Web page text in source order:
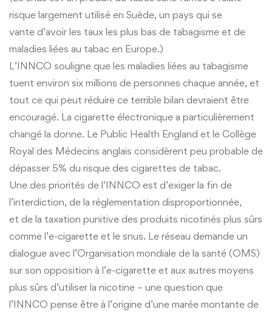
risque largement utilisé en Suède, un pays qui se
vante d’avoir les taux les plus bas de tabagisme et de
maladies liées au tabac en Europe.)
L’INNCO souligne que les maladies liées au tabagisme
tuent environ six millions de personnes chaque année, et
tout ce qui peut réduire ce terrible bilan devraient être
encouragé. La cigarette électronique a particulièrement
changé la donne. Le Public Health England et le Collège
Royal des Médecins anglais considèrent peu probable de
dépasser 5% du risque des cigarettes de tabac.
Une des priorités de l’INNCO est d’exiger la fin de
l’interdiction, de la réglementation disproportionnée,
et de la taxation punitive des produits nicotinés plus sûrs
comme l’e-cigarette et le snus. Le réseau demande un
dialogue avec l’Organisation mondiale de la santé (OMS)
sur son opposition à l’e-cigarette et aux autres moyens
plus sûrs d’utiliser la nicotine – une question que
l’INNCO pense être à l’origine d’une marée montante de